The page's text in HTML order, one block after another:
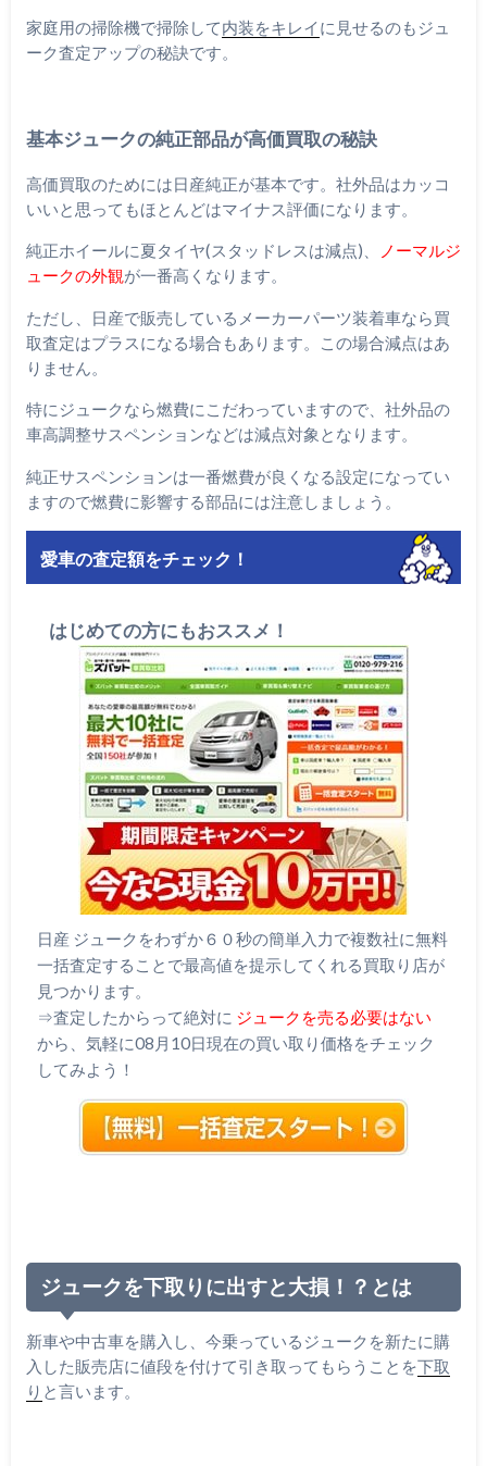
家庭用の掃除機で掃除して内装をキレイに見せるのもジュ
ーク査定アップの秘訣です。
基本ジュークの純正部品が高価買取の秘訣
高価買取のためには日産純正が基本です。社外品はカッコ
いいと思ってもほとんどはマイナス評価になります。
純正ホイールに夏タイヤ(スタッドレスは減点)、
ノーマルジ
ュークの外観が一番高くなります。
ただし、日産で販売しているメーカーパーツ装着車なら買
取査定はプラスになる場合もあります。この場合減点はあ
りません。
特にジュークなら燃費にこだわっていますので、社外品の
車高調整サスペンションなどは減点対象となります。
純正サスペンションは一番燃費が良くなる設定になってい
ますので燃費に影響する部品には注意しましょう。
愛車の査定額をチェック！
はじめての方にもおススメ！
日産 ジュークをわずか６０秒の簡単入力で複数社に無料
一括査定することで最高値を提示してくれる買取り店が
見つかります。
⇒査定したからって絶対に ジュークを売る必要はない
から、気軽に08月10日現在の買い取り価格をチェック
してみよう！
ジュークを下取りに出すと大損！？とは
新車や中古車を購入し、今乗っているジュークを新たに購
入した販売店に値段を付けて引き取ってもらうことを下取
り と言います。